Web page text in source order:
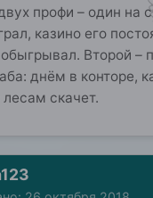
профи – один на
казино его
Второй –
днём в конторе,
скачет.